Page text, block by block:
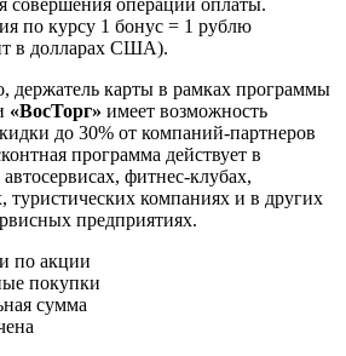
совершения операции оплаты.
по курсу 1 бонус = 1 рублю
в долларах США).
держатель карты в рамках программы
«ВосТорг» имеет возможность
до 30% от компаний-партнеров
программа действует в
фитнес-клубах,
туристических компаниях и в других
предприятиях.
по акции
покупки
сумма